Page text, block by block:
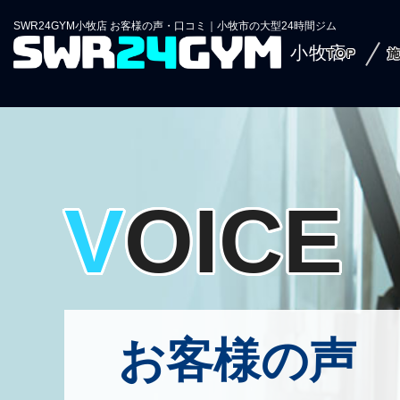
SWR24GYM小牧店 お客様の声・口コミ｜小牧市の大型24時間ジム
小牧店
TOP
VOICE
お客様の声